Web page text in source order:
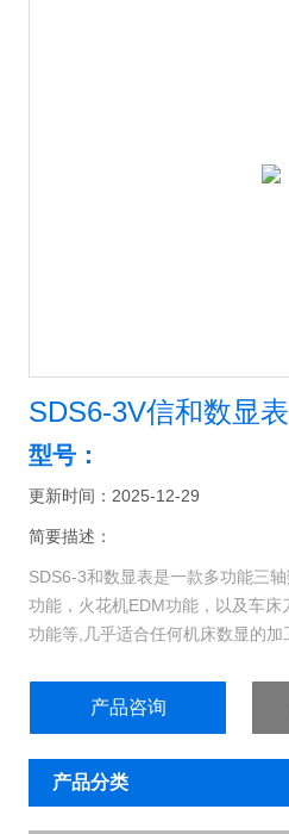
SDS6-3V信和数显表
型号：
更新时间：2025-12-29
简要描述：
SDS6-3和数显表是一款多功能三
功能，火花机EDM功能，以及车床
功能等,几乎适合任何机床数显的加
产品咨询
产品分类